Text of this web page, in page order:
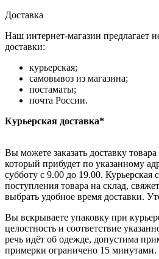
Доставка
Наш интернет-магазин предлагает
доставки:
курьерская;
самовывоз из магазина;
постаматы;
почта России.
Курьерская доставка*
Вы можете заказать доставку
который прибудет по указанному
субботу с 9.00 до 19.00. Курьерская
поступления товара на склад,
выбрать удобное время доставки.
Вы вскрываете упаковку при
целостность и соответствие
речь идёт об одежде, допустима
примерки ограничено 15